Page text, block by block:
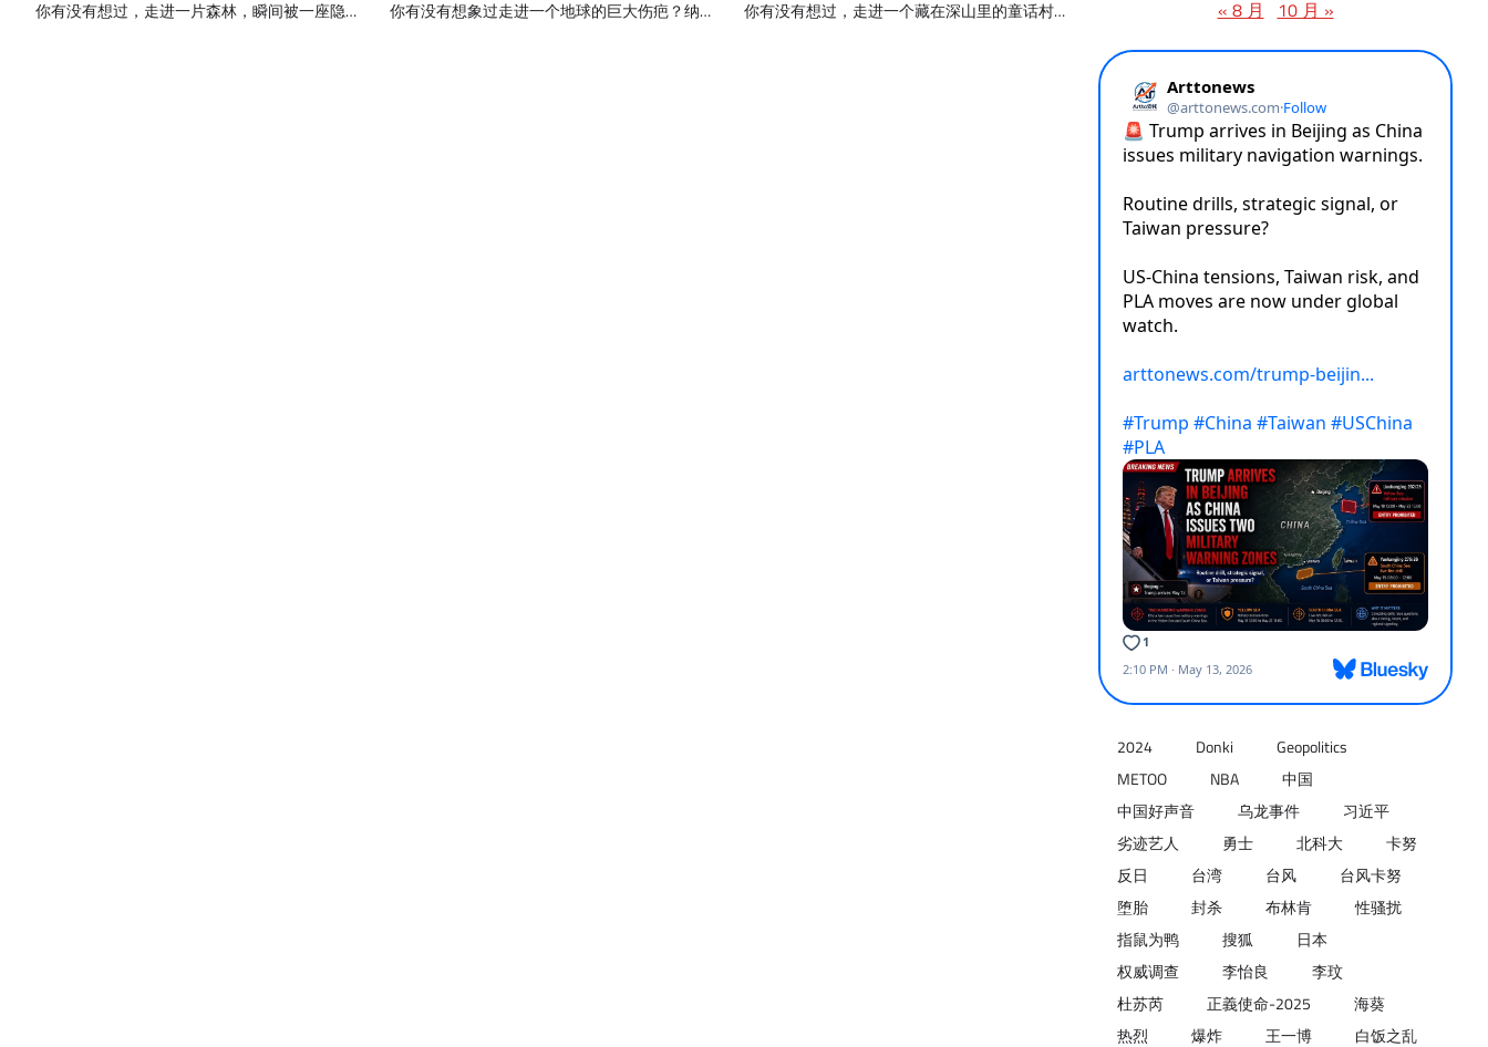
你有没有想过，走进一片森林，瞬间被一座隐… 你有没有想象过走进一个地球的巨大伤疤？纳… 你有没有想过，走进一个藏在深山里的童话村… « 8 月 10 月 »
2024 Donki
Geopolitics
METOO
NBA
中国
中国好声音
乌龙事件
习近平
劣迹艺人
勇士 北科大
卡努
反日
台湾 台风
台风卡努
堕胎
封杀 布林肯
性骚扰
指鼠为鸭
搜狐
日本
权威调查
李怡良
李玟
杜苏芮
正義使命-2025
海葵
热烈
爆炸 王一博 白饭之乱